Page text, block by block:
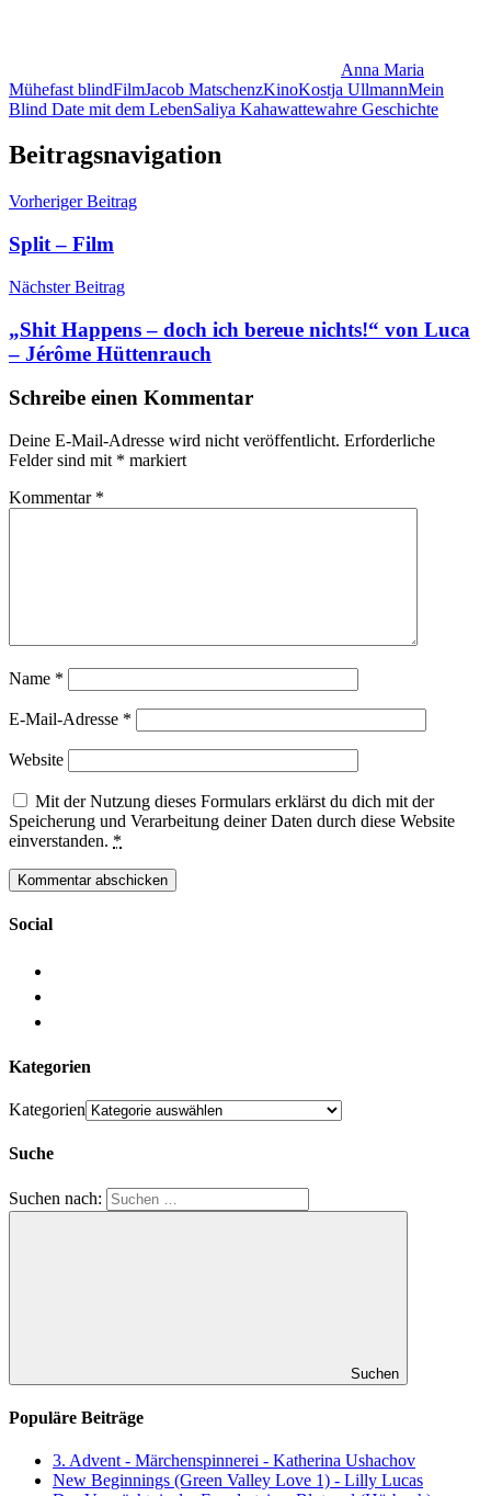
Anna Maria
Mühefast blindFilmJacob MatschenzKinoKostja UllmannMein
Blind Date mit dem LebenSaliya Kahawattewahre Geschichte
Beitragsnavigation
Vorheriger Beitrag
Split – Film
Nächster Beitrag
„Shit Happens – doch ich bereue nichts!“ von Luca
– Jérôme Hüttenrauch
Schreibe einen Kommentar
Deine E-Mail-Adresse wird nicht veröffentlicht. Erforderliche
Felder sind mit * markiert
Kommentar *
Name *
E-Mail-Adresse *
Website
Mit der Nutzung dieses Formulars erklärst du dich mit der
Speicherung und Verarbeitung deiner Daten durch diese Website
einverstanden. *
Social
Kategorien
Kategorien
Suche
Suchen nach:
Suchen
Populäre Beiträge
3. Advent - Märchenspinnerei - Katherina Ushachov
New Beginnings (Green Valley Love 1) - Lilly Lucas